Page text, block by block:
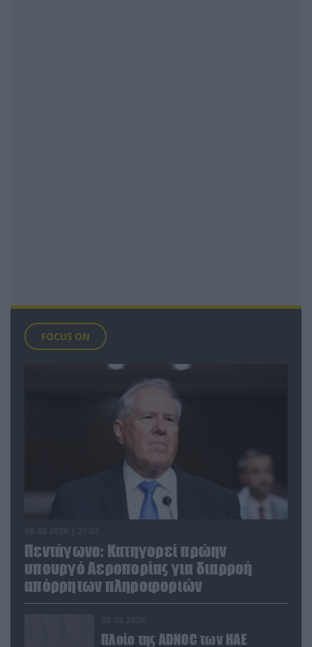
FOCUS ON
Πεντάγωνο: Κατηγορεί πρώην
υπουργό Αεροπορίας για διαρροή
απόρρητων πληροφοριών
Πλοίο της ADNOC των ΗΑΕ